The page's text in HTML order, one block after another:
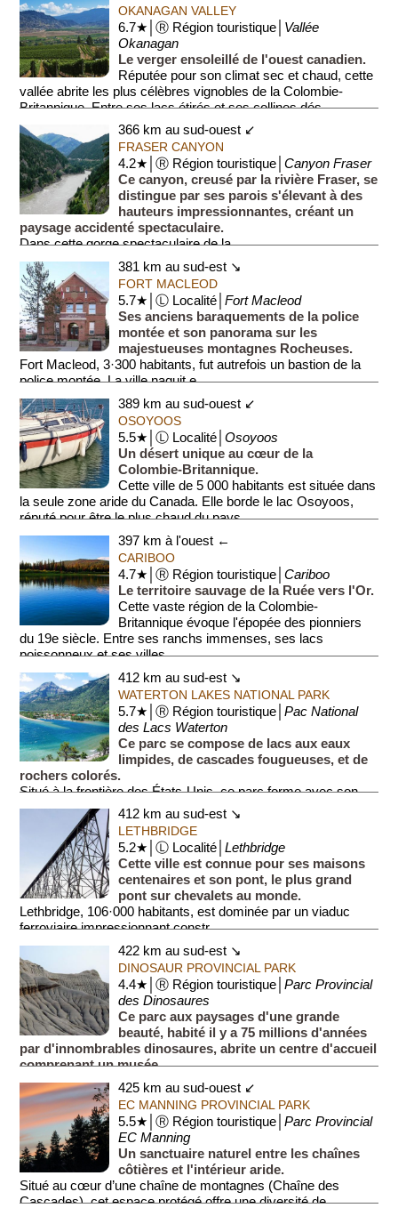
OKANAGAN VALLEY
6.7★│Ⓡ Région touristique│ Vallée
Okanagan
Le verger ensoleillé de l'ouest canadien.
Réputée pour son climat sec et chaud, cette
vallée abrite les plus célèbres vignobles de la Colombie-
Britannique. Entre ses lacs étirés et ses collines dés...
366 km au sud-ouest ↙
FRASER CANYON
4.2★│Ⓡ Région touristique│Canyon Fraser
Ce canyon, creusé par la rivière Fraser, se
distingue par ses parois s'élevant à des
hauteurs impressionnantes, créant un
paysage accidenté spectaculaire.
Dans cette gorge spectaculaire de la ...
381 km au sud-est ↘
FORT MACLEOD
5.7★│Ⓛ Localité│Fort Macleod
Ses anciens baraquements de la police
montée et son panorama sur les
majestueuses montagnes Rocheuses.
Fort Macleod, 3·300 habitants, fut autrefois un bastion de la
police montée. La ville naquit e...
389 km au sud-ouest ↙
OSOYOOS
5.5★│Ⓛ Localité│Osoyoos
Un désert unique au cœur de la
Colombie-Britannique.
Cette ville de 5 000 habitants est située dans
la seule zone aride du Canada. Elle borde le lac Osoyoos,
réputé pour être le plus chaud du pays...
397 km à l'ouest ←
CARIBOO
4.7★│Ⓡ Région touristique│Cariboo
Le territoire sauvage de la Ruée vers l'Or.
Cette vaste région de la Colombie-
Britannique évoque l'épopée des pionniers
du 19e siècle. Entre ses ranchs immenses, ses lacs
poissonneux et ses villes ...
412 km au sud-est ↘
WATERTON LAKES NATIONAL PARK
5.7★│Ⓡ Région touristique│Pac National
des Lacs Waterton
Ce parc se compose de lacs aux eaux
limpides, de cascades fougueuses, et de
rochers colorés.
Situé à la frontière des États-Unis, ce parc forme avec son
voisin le premier parc international de la p...
412 km au sud-est ↘
LETHBRIDGE
5.2★│Ⓛ Localité│Lethbridge
Cette ville est connue pour ses maisons
centenaires et son pont, le plus grand
pont sur chevalets au monde.
Lethbridge, 106·000 habitants, est dominée par un viaduc
ferroviaire impressionnant constr...
422 km au sud-est ↘
DINOSAUR PROVINCIAL PARK
4.4★│Ⓡ Région touristique│Parc Provincial
des Dinosaures
Ce parc aux paysages d'une grande
beauté, habité il y a 75 millions d'années
par d'innombrables dinosaures, abrite un centre d'accueil
comprenant un musée.
Il y a 75 millions d'années, cet endro...
425 km au sud-ouest ↙
EC MANNING PROVINCIAL PARK
5.5★│Ⓡ Région touristique│Parc Provincial
EC Manning
Un sanctuaire naturel entre les chaînes
côtières et l'intérieur aride.
Situé au cœur d’une chaîne de montagnes (Chaîne des
Cascades), cet espace protégé offre une diversité de